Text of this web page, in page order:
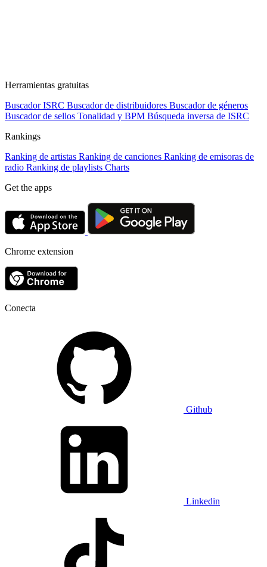
Herramientas gratuitas
Buscador ISRC Buscador de distribuidores Buscador de géneros
Buscador de sellos Tonalidad y BPM Búsqueda inversa de ISRC
Rankings
Ranking de artistas Ranking de canciones Ranking de emisoras de
radio Ranking de playlists Charts
Get the apps
Chrome extension
Conecta
Github
Linkedin